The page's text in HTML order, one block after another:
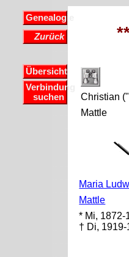
Genealogie
Zurück
Übersicht
Verbindung
suchen
Christian
Mattle
Maria
Mattle
* Mi, 1872-
† Di, 1919-